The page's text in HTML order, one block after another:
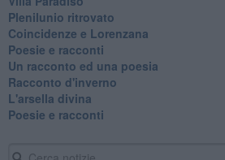
Plenilunio ritrovato
Coincidenze e Lorenzana
Poesie e racconti
Un racconto ed una poesia
Racconto d'inverno
​L'arsella divina
Poesie e racconti